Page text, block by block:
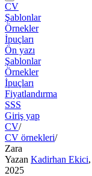
CV
Şablonlar
Örnekler
İpuçları
Ön yazı
Şablonlar
Örnekler
İpuçları
Fiyatlandırma
SSS
Giriş yap
CV/
CV örnekleri/
Zara
Yazan Kadirhan Ekici,
2025